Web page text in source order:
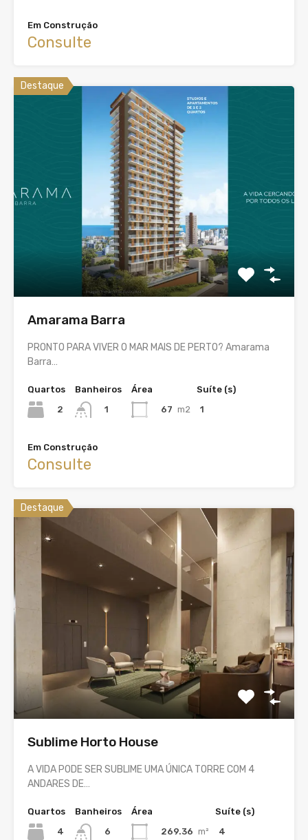
Em Construção
Consulte
Destaque
Amarama Barra
PRONTO PARA VIVER O MAR MAIS DE PERTO? Amarama
Barra…
Quartos
2
Banheiros
1
Área
67 m2
Suíte (s)
1
Em Construção
Consulte
Destaque
Sublime Horto House
A VIDA PODE SER SUBLIME UMA ÚNICA TORRE COM 4
ANDARES DE…
Quartos
4
Banheiros
6
Área
269.36 m²
Suíte (s)
4